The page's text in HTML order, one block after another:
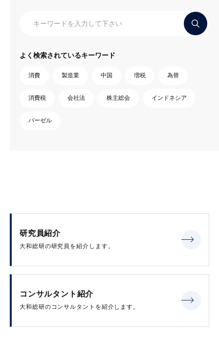
よく検索されているキーワード
消費 製造業 中国 増税 為替
消費税 会社法 株主総会 インドネシア
バーゼル
研究員紹介
大和総研の研究員を紹介します。
コンサルタント紹介
大和総研のコンサルタントを紹介します。